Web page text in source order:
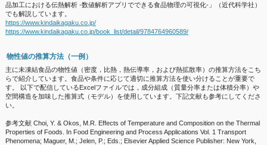
品加工における伝熱解析 -数値解析アプリでできる食品物理の可視化-」（近代科学社）
でも解説しています。
https://www.kindaikagaku.co.jp/
https://www.kindaikagaku.co.jp/book_list/detail/9784764960589/
物性値の推算方法（一例）
主に未凍結食品の物性値（密度，比熱，熱伝導率，および熱拡散率）の推算方法をこち
らで紹介しています。食品や条件に応じて適切に推算方法を使い分けることが重要で
す。 以下で配信しているExcelファイルでは，成分組成（質量分率または体積分率）や
空間構造を加味した推算式（モデル）を使用しています。下記文献も参考にしてくださ
い。
参考文献 Choi, Y. & Okos, M.R. Effects of Temperature and Composition on the Thermal
Properties of Foods. In Food Engineering and Process Applications Vol. 1 Transport
Phenomena; Maguer, M.; Jelen, P.; Eds.; Elsevier Applied Science Publisher: New York,